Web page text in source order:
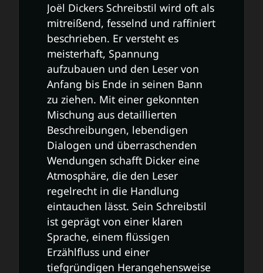
Joël Dickers Schreibstil wird oft als
mitreißend, fesselnd und raffiniert
beschrieben. Er versteht es
meisterhaft, Spannung
aufzubauen und den Leser von
Anfang bis Ende in seinen Bann
zu ziehen. Mit einer gekonnten
Mischung aus detaillierten
Beschreibungen, lebendigen
Dialogen und überraschenden
Wendungen schafft Dicker eine
Atmosphäre, die den Leser
regelrecht in die Handlung
eintauchen lässt. Sein Schreibstil
ist geprägt von einer klaren
Sprache, einem flüssigen
Erzählfluss und einer
tiefgründigen Herangehensweise